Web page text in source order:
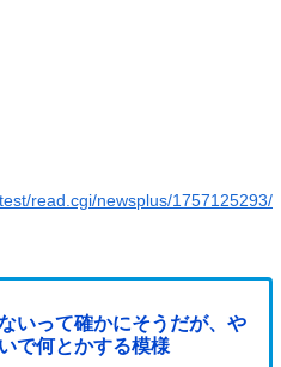
read.cgi/newsplus/1757125293/
いって確かにそうだが、や
で何とかする模様